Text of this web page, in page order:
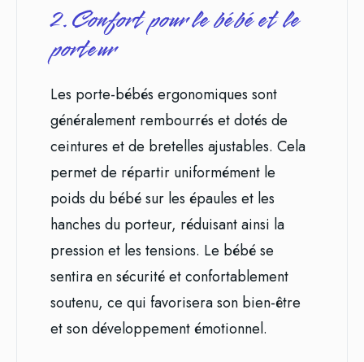
2. Confort pour le bébé et le
porteur
Les porte-bébés ergonomiques sont
généralement rembourrés et dotés de
ceintures et de bretelles ajustables. Cela
permet de répartir uniformément le
poids du bébé sur les épaules et les
hanches du porteur, réduisant ainsi la
pression et les tensions. Le bébé se
sentira en sécurité et confortablement
soutenu, ce qui favorisera son bien-être
et son développement émotionnel.